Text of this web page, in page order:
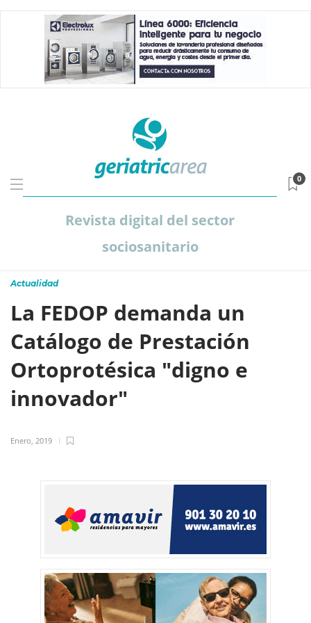
Revista digital del sector
sociosanitario
0
Actualidad
La FEDOP demanda un
Catálogo de Prestación
Ortoprotésica "digno e
innovador"
Enero, 2019